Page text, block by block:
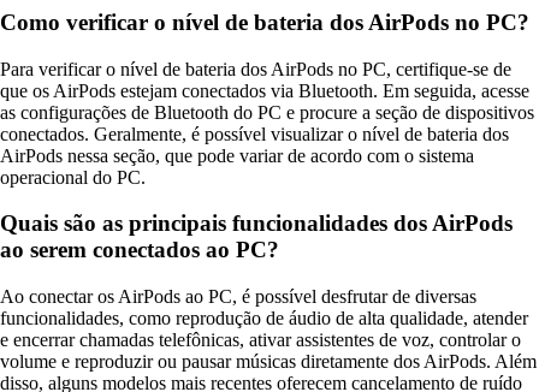
Como verificar o nível de bateria dos AirPods no PC?
Para verificar o nível de bateria dos AirPods no PC, certifique-se de
que os AirPods estejam conectados via Bluetooth. Em seguida, acesse
as configurações de Bluetooth do PC e procure a seção de dispositivos
conectados. Geralmente, é possível visualizar o nível de bateria dos
AirPods nessa seção, que pode variar de acordo com o sistema
operacional do PC.
Quais são as principais funcionalidades dos AirPods
ao serem conectados ao PC?
Ao conectar os AirPods ao PC, é possível desfrutar de diversas
funcionalidades, como reprodução de áudio de alta qualidade, atender
e encerrar chamadas telefônicas, ativar assistentes de voz, controlar o
volume e reproduzir ou pausar músicas diretamente dos AirPods. Além
disso, alguns modelos mais recentes oferecem cancelamento de ruído